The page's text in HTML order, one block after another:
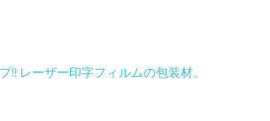
!! レーザー印字フィルムの包装材。